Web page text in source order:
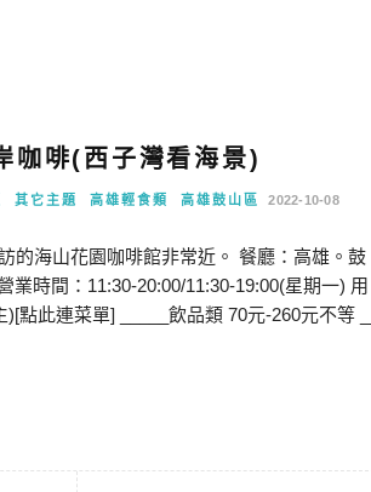
咖啡(西子灣看海景)
其它主題 高雄輕食類 高雄鼓山區 2022-10-08
的海山花園咖啡館非常近。 餐廳：高雄。鼓
時間：11:30-20:00/11:30-19:00(星期一) 用
此連菜單] _____飲品類 70元-260元不等 __